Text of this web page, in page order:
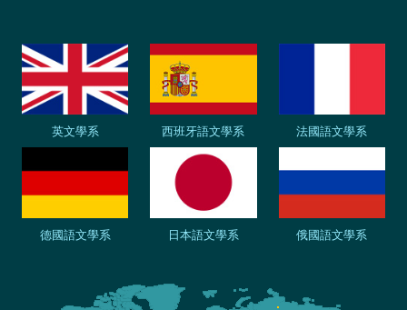
英文學系 西班牙語文學系 法國語文學系
德國語文學系 日本語文學系 俄國語文學系